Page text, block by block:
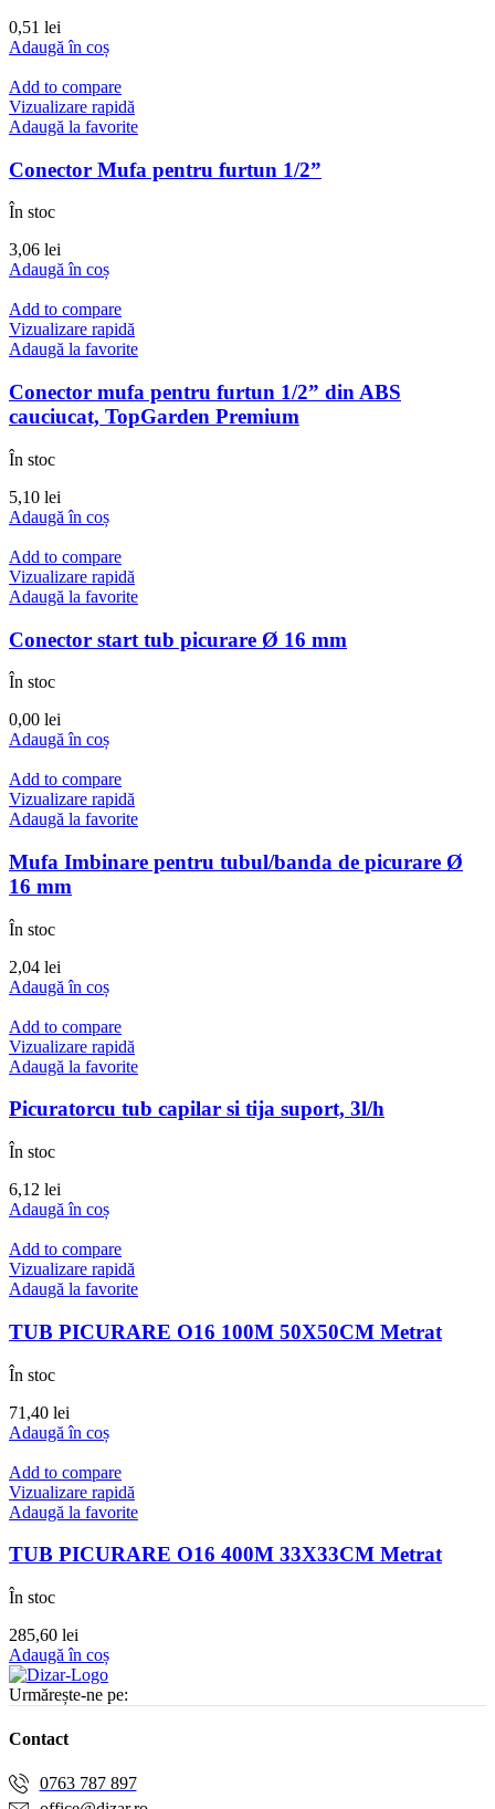
0,51 lei
Adaugă în coș
Add to compare
Vizualizare rapidă
Adaugă la favorite
Conector Mufa pentru furtun 1/2”
În stoc
3,06 lei
Adaugă în coș
Add to compare
Vizualizare rapidă
Adaugă la favorite
Conector mufa pentru furtun 1/2” din ABS
cauciucat, TopGarden Premium
În stoc
5,10 lei
Adaugă în coș
Add to compare
Vizualizare rapidă
Adaugă la favorite
Conector start tub picurare Ø 16 mm
În stoc
0,00 lei
Adaugă în coș
Add to compare
Vizualizare rapidă
Adaugă la favorite
Mufa Imbinare pentru tubul/banda de picurare Ø
16 mm
În stoc
2,04 lei
Adaugă în coș
Add to compare
Vizualizare rapidă
Adaugă la favorite
Picuratorcu tub capilar si tija suport, 3l/h
În stoc
6,12 lei
Adaugă în coș
Add to compare
Vizualizare rapidă
Adaugă la favorite
TUB PICURARE O16 100M 50X50CM Metrat
În stoc
71,40 lei
Adaugă în coș
Add to compare
Vizualizare rapidă
Adaugă la favorite
TUB PICURARE O16 400M 33X33CM Metrat
În stoc
285,60 lei
Adaugă în coș
Urmărește-ne pe:
Contact
0763 787 897